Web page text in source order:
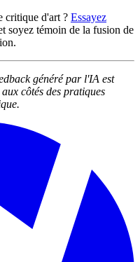
critique d'art ? Essayez
soyez témoin de la fusion de
généré par l'IA est
côtés des pratiques